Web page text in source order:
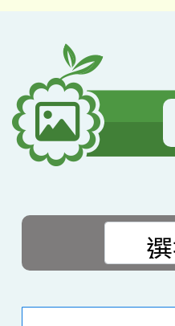
選擇後頁